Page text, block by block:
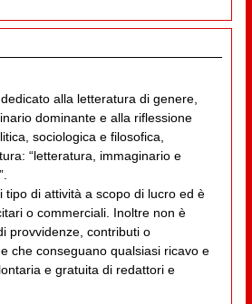
alla letteratura di genere,
dominante e alla riflessione
sociologica e filosofica,
“letteratura, immaginario e
tipo di attività a scopo di lucro ed è
o commerciali. Inoltre non è
provvidenze, contributi o
che conseguano qualsiasi ricavo e
e gratuita di redattori e